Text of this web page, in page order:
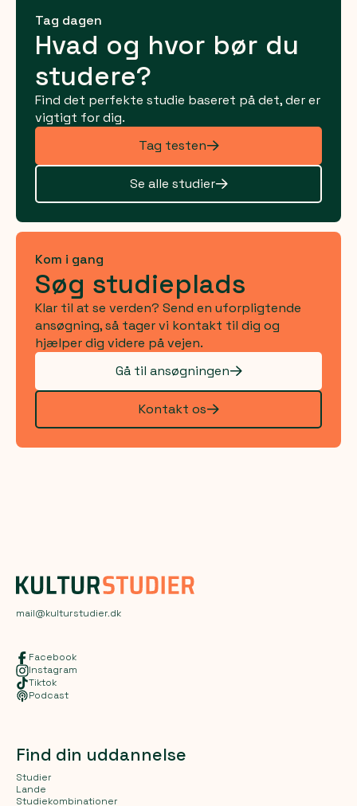
Tag dagen
Hvad og hvor bør du
studere?
Find det perfekte studie baseret på det, der er
vigtigt for dig.
Tag testen
Se alle studier
Kom i gang
Søg studieplads
Klar til at se verden? Send en uforpligtende
ansøgning, så tager vi kontakt til dig og
hjælper dig videre på vejen.
Gå til ansøgningen
Kontakt os
mail@kulturstudier.dk
Facebook
Instagram
Tiktok
Podcast
Find din uddannelse
Studier
Lande
Studiekombinationer